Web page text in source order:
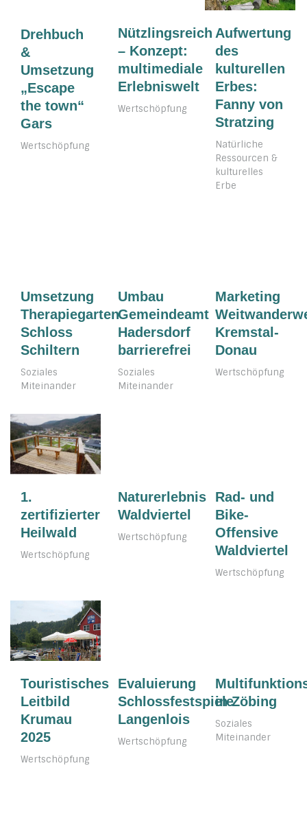
Drehbuch
&
Umsetzung
„Escape
the town“
Gars
Wertschöpfung
Nützlingsreich
– Konzept:
multimediale
Erlebniswelt
Wertschöpfung
Aufwertung
des
kulturellen
Erbes:
Fanny von
Stratzing
Natürliche
Ressourcen &
kulturelles
Erbe
Umsetzung
Therapiegarten
Schloss
Schiltern
Soziales
Miteinander
Umbau
Gemeindeamt
Hadersdorf
barrierefrei
Soziales
Miteinander
Marketing
Kremstal-
Donau
Wertschöpfung
1.
zertifizierter
Heilwald
Wertschöpfung
Naturerlebnis
Waldviertel
Wertschöpfung
Rad- und
Bike-
Offensive
Waldviertel
Wertschöpfung
Touristisches
Leitbild
Krumau
2025
Wertschöpfung
Evaluierung
Schlossfestspiele
Langenlois
Wertschöpfung
in Zöbing
Soziales
Miteinander